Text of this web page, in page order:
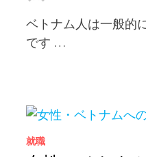
ベトナム人は一般的
です …
就職